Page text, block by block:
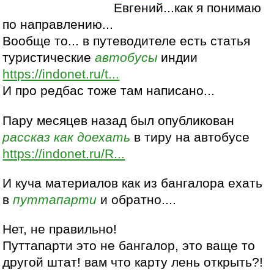
Евгений...как я понимаю
по направлению...
Вообще то... в путеводителе есть статья
туристическиеавтобусы индии
https://indonet.ru/t...
И про редбас тоже там написано...
Пару месяцев назад был опубликован
рассказ как доехать в тиру на автобусе
https://indonet.ru/R...
И куча материалов как из бангалора ехать
впуттапарти и обратно....
Нет, не правильно!
Путтапарти это не бангалор, это ваще то
другой штат! вам что карту лень открыть?!